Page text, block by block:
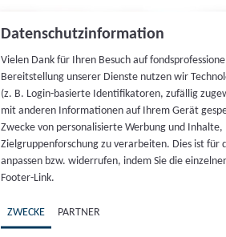
Datenschutzinformation
Vielen Dank für Ihren Besuch auf
Bereitstellung unserer Dienste nutzen wir
(z. B. Login-basierte Identifikatoren, zufällig
mit anderen Informationen auf Ihrem Gerät
Zwecke von personalisierte Werbung und
Zielgruppenforschung zu verarbeiten. Dies ist
anpassen bzw. widerrufen, indem Sie die
Footer-Link.
ZWECKE PARTNER